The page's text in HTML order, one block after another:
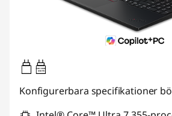
65W-100W
USB PD
Konfigurerbara specifikationer